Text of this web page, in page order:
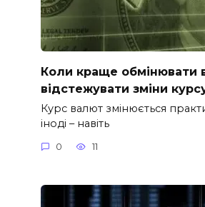
Коли краще обмінювати
відстежувати зміни
Курс валют змінюється
іноді – навіть
0 11